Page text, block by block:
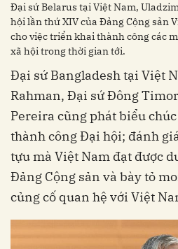
Đại sứ Belarus tại Việt Nam,
hội lần thứ XIV của Đảng Cộng sản
cho việc triển khai thành công các
xã hội trong thời gian tới.
Đại sứ Bangladesh tại Việt
Rahman, Đại sứ Đông
Pereira cũng phát biểu
thành công Đại hội; đánh
tựu mà Việt Nam đạt được
Đảng Cộng sản và bày tỏ
củng cố quan hệ với Việt